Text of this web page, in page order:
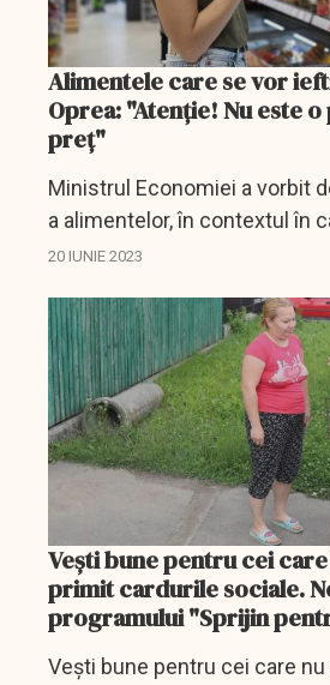
Alimentele care se vor
Oprea: "Atenție! Nu este
preț"
Ministrul Economiei a vorbit
a alimentelor, în contextul în
Marcel Ciolacu i-a chemat,
20 IUNIE 2023
Veşti bune pentru cei
primit cardurile sociale.
programului "Sprijin
Veşti bune pentru cei care nu